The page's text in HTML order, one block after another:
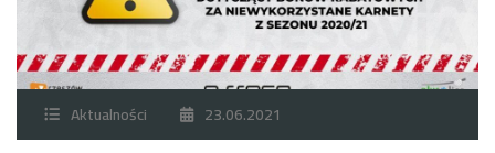
Aktualności 23.06.2021